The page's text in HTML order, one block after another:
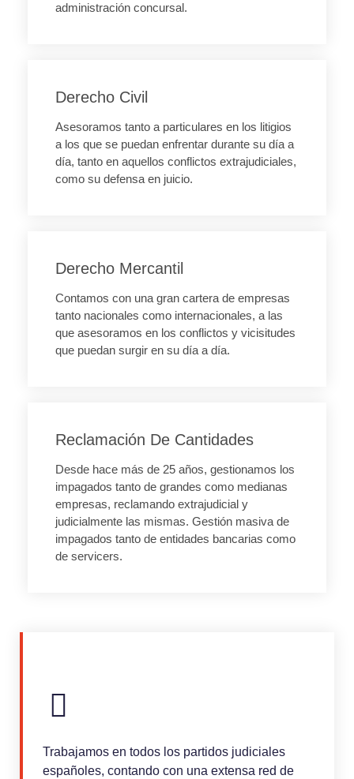
administración concursal.
Derecho Civil
Asesoramos tanto a particulares en los litigios
a los que se puedan enfrentar durante su día a
día, tanto en aquellos conflictos extrajudiciales,
como su defensa en juicio.
Derecho Mercantil
Contamos con una gran cartera de empresas
tanto nacionales como internacionales, a las
que asesoramos en los conflictos y vicisitudes
que puedan surgir en su día a día.
Reclamación De Cantidades
Desde hace más de 25 años, gestionamos los
impagados tanto de grandes como medianas
empresas, reclamando extrajudicial y
judicialmente las mismas. Gestión masiva de
impagados tanto de entidades bancarias como
de servicers.
Trabajamos en todos los partidos judiciales
españoles, contando con una extensa red de